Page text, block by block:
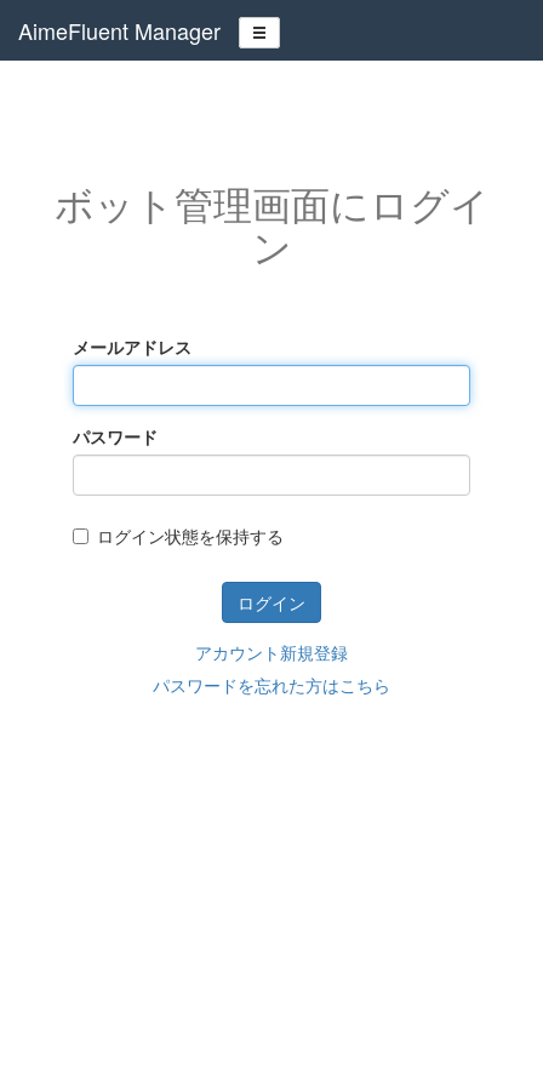
AimeFluent Manager
ボット管理画面にログイ
ン
メールアドレス
パスワード
ログイン状態を保持する
アカウント新規登録
パスワードを忘れた方はこちら